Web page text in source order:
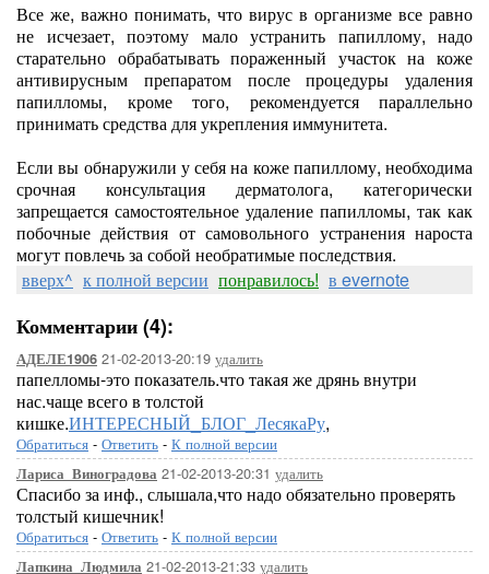
Все же, важно понимать, что вирус в организме все равно
не исчезает, поэтому мало устранить папиллому, надо
старательно обрабатывать пораженный участок на коже
антивирусным препаратом после процедуры удаления
папилломы, кроме того, рекомендуется параллельно
принимать средства для укрепления иммунитета.
Если вы обнаружили у себя на коже папиллому, необходима
срочная консультация дерматолога, категорически
запрещается самостоятельное удаление папилломы, так как
побочные действия от самовольного устранения нароста
могут повлечь за собой необратимые последствия.
вверх^ к полной версии понравилось! в evernote
Комментарии (4):
АДЕЛЕ1906 21-02-2013-20:19 удалить
папелломы-это показатель.что такая же дрянь внутри
нас.чаще всего в толстой
кишке.ИНТЕРЕСНЫЙ_БЛОГ_ЛесякаРу,
Обратиться - Ответить - К полной версии
Лариса_Виноградова 21-02-2013-20:31 удалить
Спасибо за инф., слышала,что надо обязательно проверять
толстый кишечник!
Обратиться - Ответить - К полной версии
Лапкина_Людмила 21-02-2013-21:33 удалить